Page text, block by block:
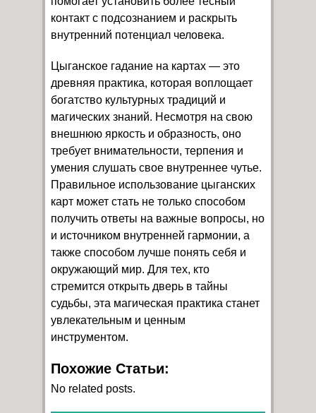
контакт с подсознанием и раскрыть
внутренний потенциал человека.
Цыганское гадание на картах — это
древняя практика, которая воплощает
богатство культурных традиций и
магических знаний. Несмотря на свою
внешнюю яркость и образность, оно
требует внимательности, терпения и
умения слушать свое внутреннее чутье.
Правильное использование цыганских
карт может стать не только способом
получить ответы на важные вопросы, но
и источником внутренней гармонии, а
также способом лучше понять себя и
окружающий мир. Для тех, кто
стремится открыть дверь в тайны
судьбы, эта магическая практика станет
увлекательным и ценным
инструментом.
Похожие Статьи:
No related posts.